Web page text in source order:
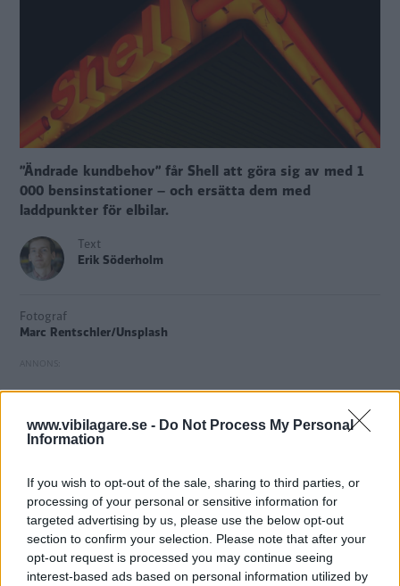
www.vibilagare.se - Do Not Process My Personal
Information
If you wish to opt-out of the sale, sharing to third parties, or
processing of your personal or sensitive information for
targeted advertising by us, please use the below opt-out
section to confirm your selection. Please note that after your
opt-out request is processed you may continue seeing
interest-based ads based on personal information utilized by
”Ändrade kundbehov” får Shell att göra sig av med 1
000 bensinstationer – och ersätta dem med
laddpunkter för elbilar.
Text
Erik Söderholm
Fotograf
Marc Rentschler/Unsplash
Mackkedjan Shellska göra sig av med omkring 1 000
bensinstationer för att i stället fokusera på elbilsladdning,
omställningsrapport
”Vi uppgraderar vårt återförsäljarnätverk med utökad
elbilsladdning och fler bekvämlighetserbjudanden som ett
svar på ändrade kundbehov”, står det i rapporten.